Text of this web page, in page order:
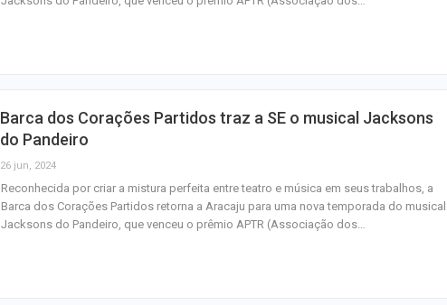
Barca dos Corações Partidos traz a SE o musical Jacksons
do Pandeiro
26 jun, 2024
Reconhecida por criar a mistura perfeita entre teatro e música em seus trabalhos, a
Barca dos Corações Partidos retorna a Aracaju para uma nova temporada do musical
Jacksons do Pandeiro, que venceu o prêmio APTR (Associação dos…
nuvens neste fim de…